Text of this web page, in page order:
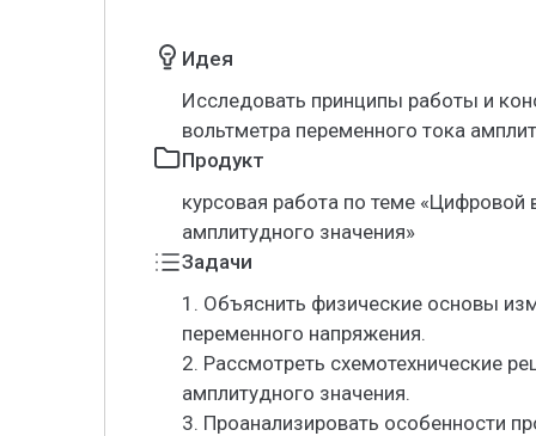
Идея
Исследовать принципы работы и
вольтметра переменного тока
Продукт
курсовая работа по теме «Цифровой
амплитудного значения»
Задачи
1. Объяснить физические основы
переменного напряжения.
2. Рассмотреть схемотехнические
амплитудного значения.
3. Проанализировать особенности